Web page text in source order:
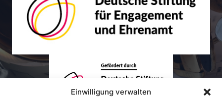
Einwilligung verwalten